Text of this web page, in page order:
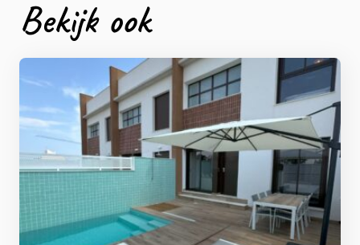
Bekijk meer foto's
Bekijk ook